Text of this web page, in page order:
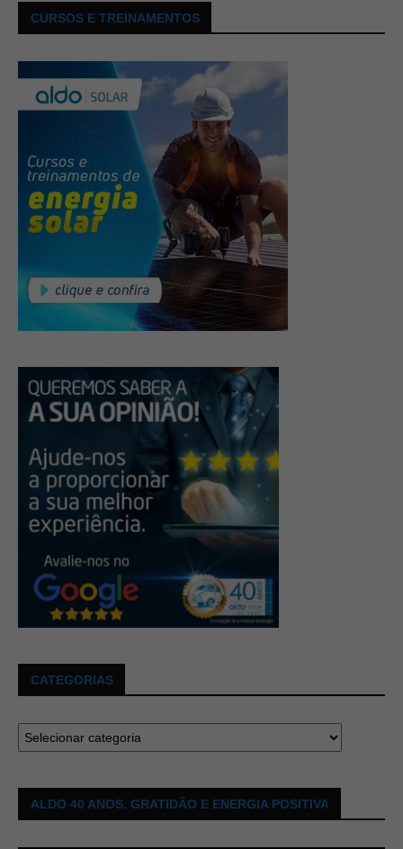
CURSOS E TREINAMENTOS
CATEGORIAS
ALDO 40 ANOS. GRATIDÃO E ENERGIA POSITIVA